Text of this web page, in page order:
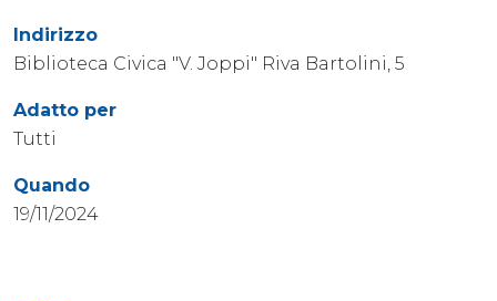
Indirizzo
Biblioteca Civica "V. Joppi" Riva Bartolini, 5
Adatto per
Tutti
Quando
19/11/2024